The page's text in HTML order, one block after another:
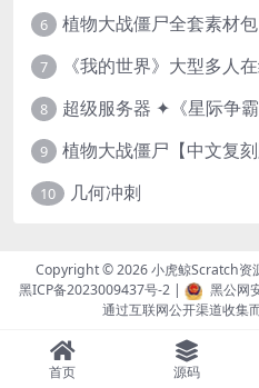
6 植物大战僵尸全套素材包
7 《我的世界》大型多人
8 超级服务器 ✦《星际争
9 植物大战僵尸【中文复刻
10 几何冲刺
Copyright © 2026小虎鲸Scratch资
黑ICP备2023009437号-2| 黑公网
通过互联网公开渠道收集
首页 源码